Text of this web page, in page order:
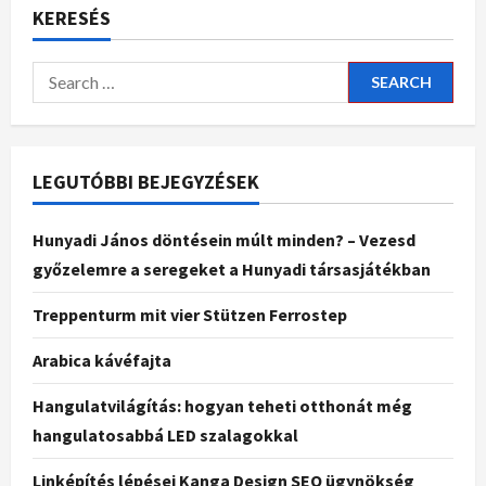
KERESÉS
LEGUTÓBBI BEJEGYZÉSEK
Hunyadi János döntésein múlt minden? – Vezesd
győzelemre a seregeket a Hunyadi társasjátékban
Treppenturm mit vier Stützen Ferrostep
Arabica kávéfajta
Hangulatvilágítás: hogyan teheti otthonát még
hangulatosabbá LED szalagokkal
Linképítés lépései Kanga Design SEO ügynökség